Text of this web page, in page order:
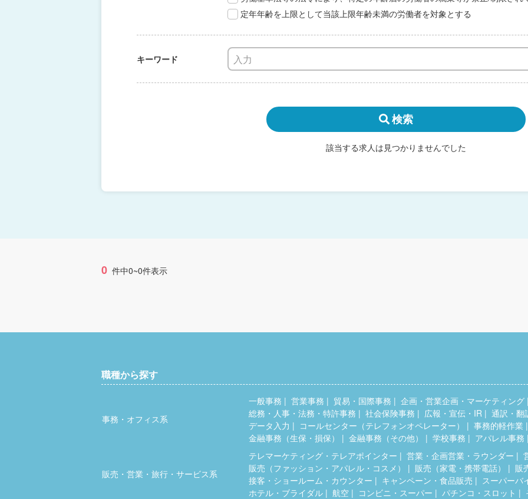
定年年齢を上限として当該上限年齢未満の労働者を対象とする
キーワード
検索
該当する求人は見つかりませんでした
0 件中0~0件表示
職種から探す
事務・オフィス系
一般事務 営業事務 貿易・国際事務
企画・営業企画・マーケティング
総務・人事・法務・特許事務
社会保険事務 広報・宣伝・IR
通訳・翻
データ入力
コールセンター（テレフォンオペレーター）
事務的軽作業
金融事務（生保・損保）
金融事務（その他） 学校事務 アパレル事務
販売・営業・旅行・サービス系
テレマーケティング・テレアポインター 営業・企画営業・ラウンダー
販売（ファッション・アパレル・コスメ）
販売（家電・携帯電話）
販
接客・ショールーム・カウンター
キャンペーン・食品販売
スーパーバ
ホテル・ブライダル
航空 コンビニ・スーパー パチンコ・スロット